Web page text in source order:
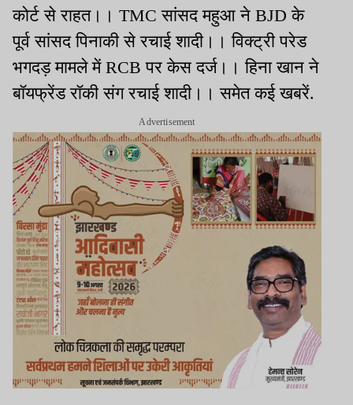
कोर्ट से राहत।। TMC सांसद महुआ ने BJD के
पूर्व सांसद पिनाकी से रचाई शादी।। विक्ट्री परेड
भगदड़ मामले में RCB पर केस दर्ज।। हिना खान ने
बॉयफ्रेंड रॉकी संग रचाई शादी।। समेत कई खबरें.
Advertisement